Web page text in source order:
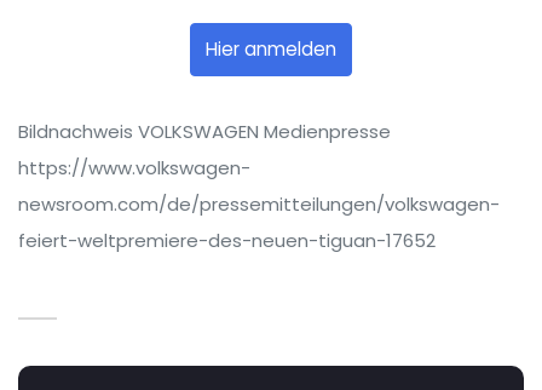
Hier anmelden
Bildnachweis VOLKSWAGEN Medienpresse
https://www.volkswagen-
newsroom.com/de/pressemitteilungen/volkswagen-
feiert-weltpremiere-des-neuen-tiguan-17652